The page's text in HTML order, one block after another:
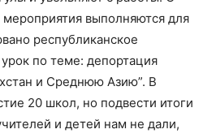
выполняются для
республиканское
по теме: депортация
и Среднюю Азию”. В
20 школ, но подвести итоги
и детей нам не дали,